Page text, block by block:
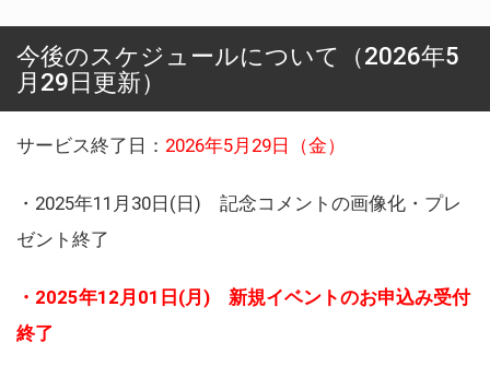
今後のスケジュールについて（2026年5
月29日更新）
サービス終了日： 2026年5月29日（金）
・2025年11月30日(日) 記念コメントの画像化・プレ
ゼント終了
・2025年12月01日(月) 新規イベントのお申込み受付
終了